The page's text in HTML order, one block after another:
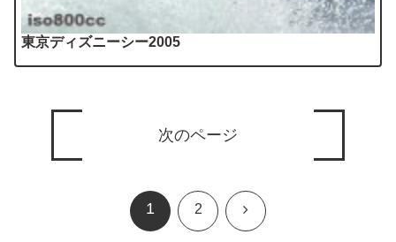
東京ディズニーシー2005
次のページ
1 2 次